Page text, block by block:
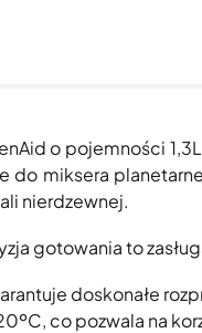
o pojemności
do miksera
nierdzewnej.
gotowania to
doskonałe
co pozwala na